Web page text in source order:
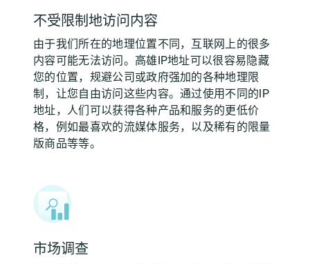
不受限制地访问内容
由于我们所在的地理位置不同，互联网上的很多
内容可能无法访问。高雄IP地址可以很容易隐藏
您的位置，规避公司或政府强加的各种地理限
制，让您自由访问这些内容。通过使用不同的IP
地址，人们可以获得各种产品和服务的更低价
格，例如最喜欢的流媒体服务，以及稀有的限量
版商品等等。
市场调查